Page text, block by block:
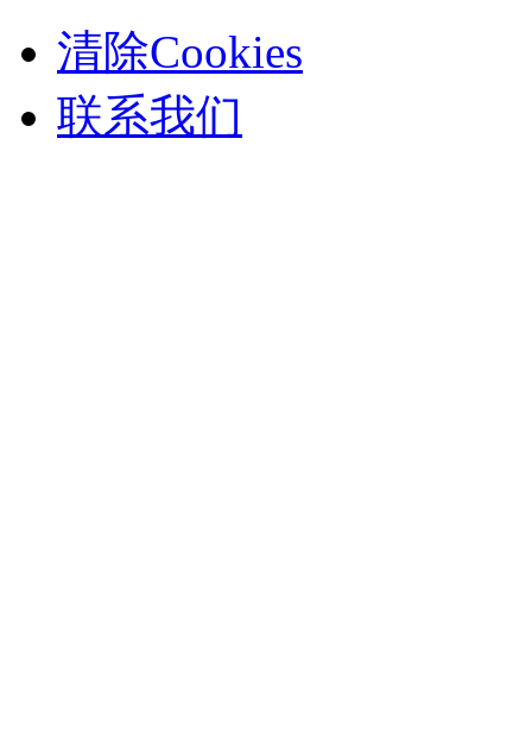
清除Cookies
联系我们